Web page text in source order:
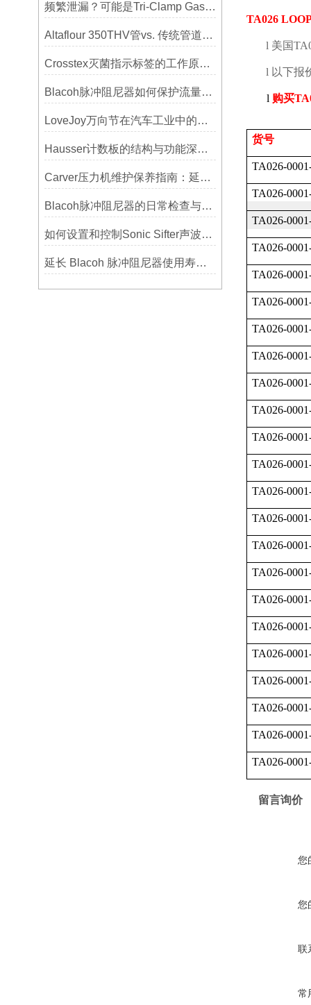
频繁泄漏？可能是Tri-Clamp Gasket垫圈安装的这5个误区导致的
Altaflour 350THV管vs. 传统管道：谁更耐用？
Crosstex灭菌指示标签的工作原理：变色反应机制详解
Blacoh脉冲阻尼器如何保护流量计、压力开关和管路附件？
LoveJoy万向节在汽车工业中的重要性
Hausser计数板的结构与功能深度解析
Carver压力机维护保养指南：延长设备寿命的关键
Blacoh脉冲阻尼器的日常检查与预防性维护清单
如何设置和控制Sonic Sifter声波振动筛的振动频率和振幅？
延长 Blacoh 脉冲阻尼器使用寿命的维护技巧大公开
TA026
l 美国
l 以下报
l 购买
货号
TA026-
TA026-
TA026-
TA026-
TA026-
TA026-
TA026-
TA026-
TA026-
TA026-
TA026-
TA026-
TA026-
TA026-
TA026-
TA026-
TA026-
TA026-
TA026-
TA026-
TA026-
TA026-
TA026-
留言询价
您
您
联
常